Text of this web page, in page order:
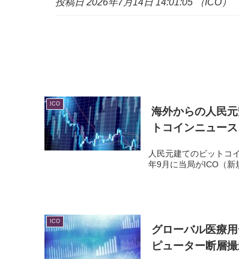
ICO
海外からの人民
トコインニュース
人民元建てのビットコ
年9月に当局がICO（
ICO
グローバル医療
ピューター断層